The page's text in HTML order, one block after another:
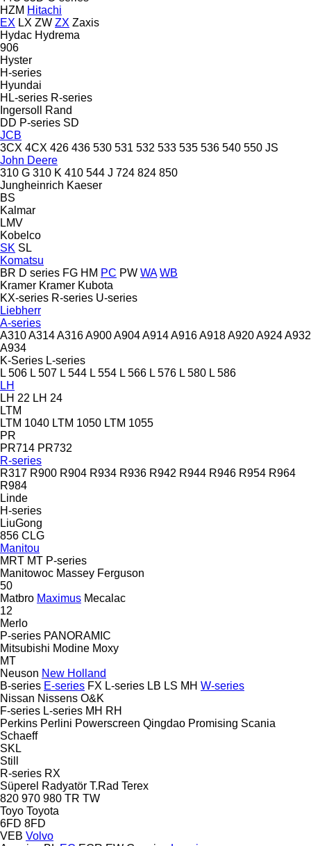
HZM Hitachi
EX LX ZW ZX Zaxis
Hydac Hydrema
906
Hyster
H-series
Hyundai
HL-series R-series
Ingersoll Rand
DD P-series SD
JCB
3CX 4CX 426 436 530 531 532 533 535 536 540 550 JS
John Deere
310 G 310 K 410 544 J 724 824 850
Jungheinrich Kaeser
BS
Kalmar
LMV
Kobelco
SK SL
Komatsu
BR D series FG HM PC PW WA WB
Kramer Kramer Kubota
KX-series R-series U-series
Liebherr
A-series
A310A314A316A900A904A914A916A918A920A924A932
A934
K-Series L-series
L 506 L 507 L 544 L 554 L 566 L 576 L 580 L 586
LH
LH 22 LH 24
LTM
LTM 1040 LTM 1050 LTM 1055
PR
PR714 PR732
R-series
R317 R900 R904 R934 R936 R942 R944 R946 R954 R964
R984
Linde
H-series
LiuGong
856 CLG
Manitou
MRT MT P-series
Manitowoc Massey Ferguson
50
Matbro Maximus Mecalac
12
Merlo
P-series PANORAMIC
Mitsubishi Modine Moxy
MT
Neuson New Holland
B-series E-series FX L-series LB LS MH W-series
Nissan Nissens O&K
F-series L-series MH RH
Perkins Perlini Powerscreen Qingdao Promising Scania
Schaeff
SKL
Still
R-series RX
Süperel Radyatör T.Rad Terex
820 970 980 TR TW
Toyo Toyota
6FD 8FD
VEB Volvo